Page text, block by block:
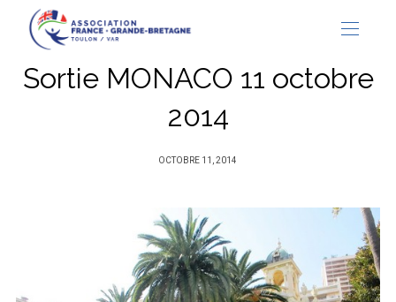
Sortie MONACO 11 octobre
2014
PUBLIÉ
OCTOBRE 11, 2014